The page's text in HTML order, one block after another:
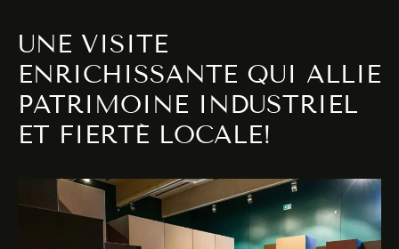
UNE VISITE
ENRICHISSANTE QUI ALLIE
PATRIMOINE INDUSTRIEL
ET FIERTÉ LOCALE!